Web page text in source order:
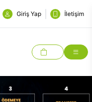
Giriş Yap İletişim